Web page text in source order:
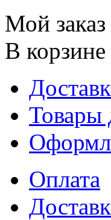
Мой заказ
В корзине
Товары
Оплата